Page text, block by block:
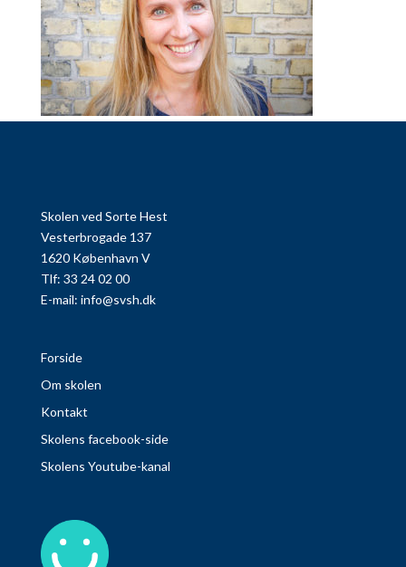
Skolen ved Sorte Hest
Vesterbrogade 137
1620 København V
Tlf: 33 24 02 00
E-mail: info@svsh.dk
Forside
Om skolen
Kontakt
Skolens facebook-side
Skolens Youtube-kanal